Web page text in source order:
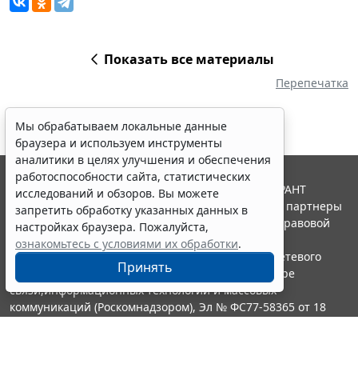
Показать все материалы
Перепечатка
Мы обрабатываем локальные данные
браузера и используем инструменты
аналитики в целях улучшения и обеспечения
работоспособности сайта, статистических
исследований и обзоров. Вы можете
запретить обработку указанных данных в
настройках браузера. Пожалуйста,
ознакомьтесь с условиями их обработки.
Принять
© ООО "НПП "ГАРАНТ-СЕРВИС", 2026. Система ГАРАНТ
выпускается с 1990 года. Компания "Гарант" и ее партнеры
являются участниками Российской ассоциации правовой
информации ГАРАНТ.
Портал ГАРАНТ.РУ зарегистрирован в качестве сетевого
издания Федеральной службой по надзору в сфере
связи,информационных технологий и массовых
коммуникаций (Роскомнадзором), Эл № ФС77-58365 от 18